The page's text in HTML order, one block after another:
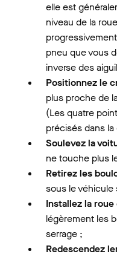
elle est
niveau de la
pneu que vous
inverse des
Positionnez le
plus proche de
(Les quatre
précisés dans
Soulevez la
ne touche plus
Retirez les
sous le véhicule
Installez la
légèrement les
serrage ;
Redescendez